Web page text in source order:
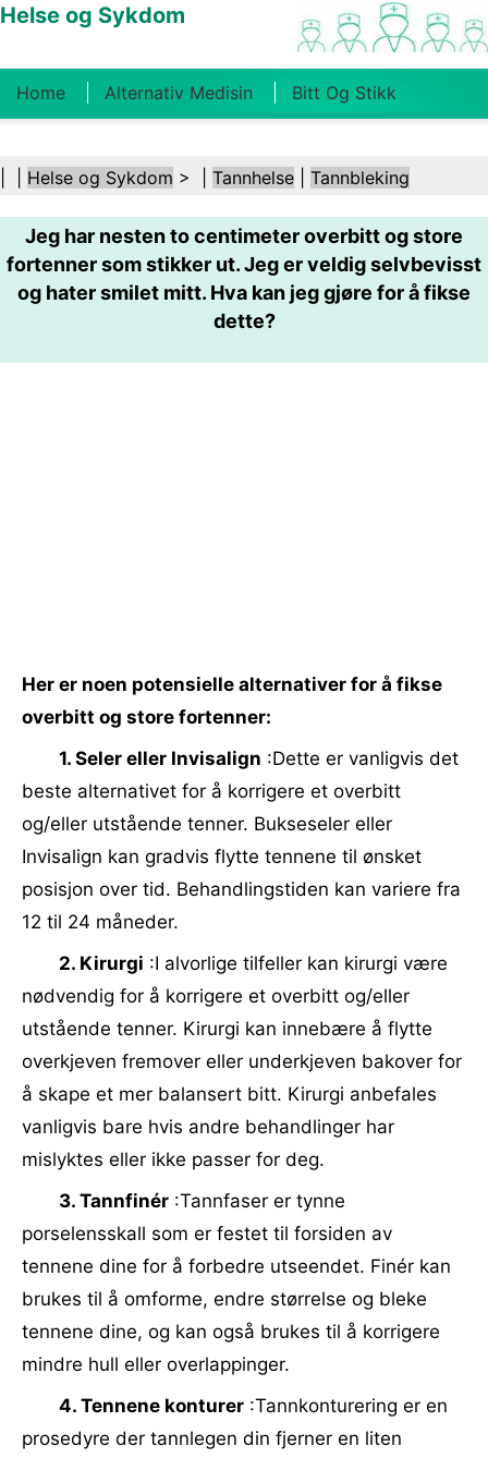
Helse og Sykdom
Home Alternativ Medisin Bitt Og Stikk
Kosthold Og Ernæring Familiehelse
Helsebransjen Psykisk Helse Folkehelse Og
Sikkerhet Kirurgi Og Prosedyrer Helse
Helse og Sykdom > | Tannhelse Tannbleking
Jeg har nesten to centimeter overbitt og store
fortenner som stikker ut. Jeg er veldig selvbevisst
og hater smilet mitt. Hva kan jeg gjøre for å fikse
dette?
Her er noen potensielle alternativer for å fikse
overbitt og store fortenner:
1. Seler eller Invisalign :Dette er vanligvis det
beste alternativet for å korrigere et overbitt
og/eller utstående tenner. Bukseseler eller
Invisalign kan gradvis flytte tennene til ønsket
posisjon over tid. Behandlingstiden kan variere fra
12 til 24 måneder.
2. Kirurgi :I alvorlige tilfeller kan kirurgi være
nødvendig for å korrigere et overbitt og/eller
utstående tenner. Kirurgi kan innebære å flytte
overkjeven fremover eller underkjeven bakover for
å skape et mer balansert bitt. Kirurgi anbefales
vanligvis bare hvis andre behandlinger har
mislyktes eller ikke passer for deg.
3. Tannfinér :Tannfaser er tynne
porselensskall som er festet til forsiden av
tennene dine for å forbedre utseendet. Finér kan
brukes til å omforme, endre størrelse og bleke
tennene dine, og kan også brukes til å korrigere
mindre hull eller overlappinger.
4. Tennene konturer :Tannkonturering er en
prosedyre der tannlegen din fjerner en liten